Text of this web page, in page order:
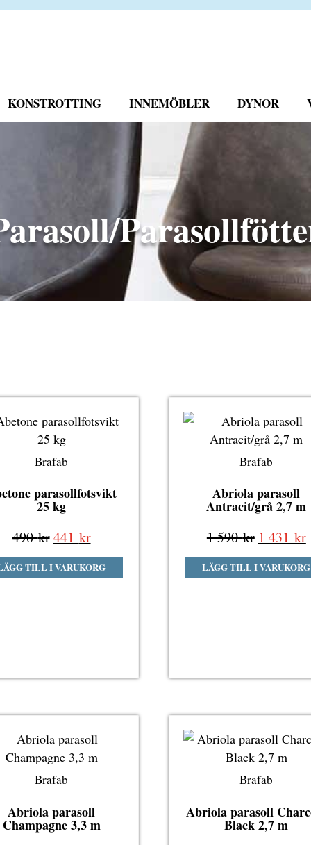
KONSTROTTING INNEMÖBLER DYNOR
Brafab
parasollfotsvikt
25 kg
490kr Det
ursprungliga
priset
441 krDet
nuvarande
priset
TILL I VARUKORG
Brafab
Abriola parasoll
Antracit/grå 2,7 m
1 590kr Det
priset
1 431 kr
LÄGG TILL I VARUKORG
Brafab
Abriola parasoll
Champagne 3,3 m
Brafab
Abriola parasoll
Black 2,7 m